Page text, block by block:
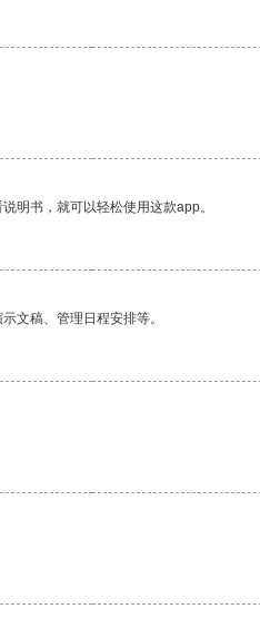
明书，就可以轻松使用这款app。
文稿、管理日程安排等。